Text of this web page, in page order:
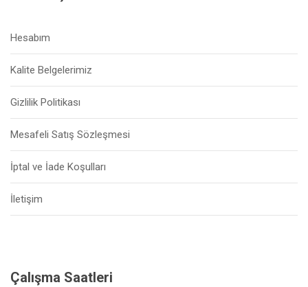
Hesabım
Kalite Belgelerimiz
Gizlilik Politikası
Mesafeli Satış Sözleşmesi
İptal ve İade Koşulları
İletişim
Çalışma Saatleri